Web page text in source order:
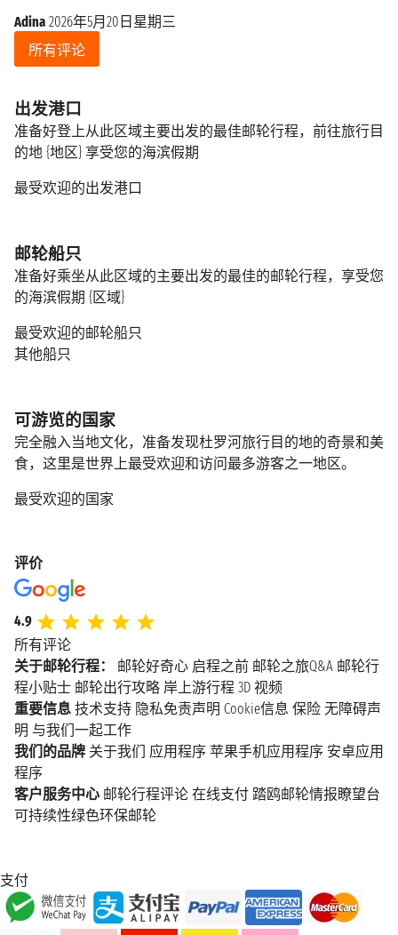
Adina 2026年5月20日星期三
所有评论
出发港口
准备好登上从此区域主要出发的最佳邮轮行程，前往旅行目
的地 {地区} 享受您的海滨假期
最受欢迎的出发港口
邮轮船只
准备好乘坐从此区域的主要出发的最佳的邮轮行程，享受您
的海滨假期 {区域}
最受欢迎的邮轮船只
其他船只
可游览的国家
完全融入当地文化，准备发现杜罗河旅行目的地的奇景和美
食，这里是世界上最受欢迎和访问最多游客之一地区。
最受欢迎的国家
评价
4.9
所有评论
关于邮轮行程：
邮轮好奇心 启程之前 邮轮之旅Q&A 邮轮行
程小贴士 邮轮出行攻略 岸上游行程 3D 视频
重要信息 技术支持 隐私免责声明 Cookie信息 保险 无障碍声
明 与我们一起工作
我们的品牌 关于我们 应用程序 苹果手机应用程序 安卓应用
程序
客户服务中心 邮轮行程评论 在线支付 踏鸥邮轮情报瞭望台
可持续性绿色环保邮轮
支付